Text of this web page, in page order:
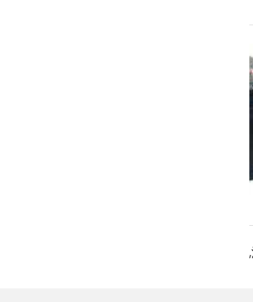
阀控式密封铅酸蓄电池 型号